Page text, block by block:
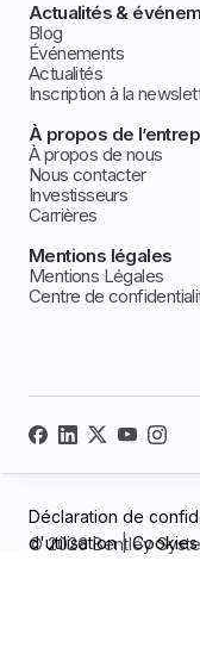
Actualités &
Blog
Événements
Actualités
Inscription à la
À propos de
À propos de nous
Nous contacter
Investisseurs
Carrières
Mentions légales
Mentions Légales
Centre de
© 2026 Bentley
Déclaration de
d'utilisation|Cookies